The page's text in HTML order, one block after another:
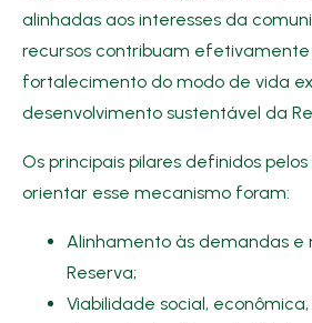
alinhadas aos interesses da
recursos contribuam
fortalecimento do modo de vida
desenvolvimento sustentável da
Os principais pilares definidos
orientar esse mecanismo foram:
Alinhamento às demandas e
Reserva;
Viabilidade social,